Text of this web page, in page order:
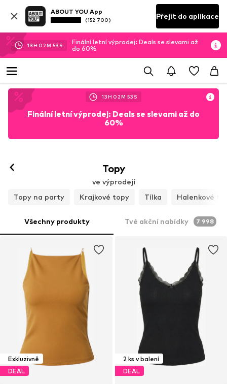
ABOUT YOU App
(152 700) Přejít do aplikace
13H 02M 51 S
Finální letní výprodej: Deals se slevami až
do 60%
13H 02M 51 S
Finální letní výprodej: Deals se slevami až do
60%
Topy
ve výprodeji
Topy na party
Krajkové topy Tílka Halenkové
Všechny produkty Tvé akční nabídky 7 998
Exkluzivně
DEAL
2 ks v balení
DEAL